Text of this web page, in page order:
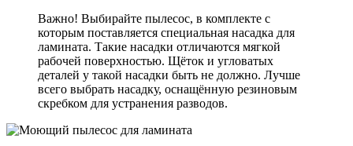
Важно! Выбирайте пылесос, в комплекте с
которым поставляется специальная насадка для
ламината. Такие насадки отличаются мягкой
рабочей поверхностью. Щёток и угловатых
деталей у такой насадки быть не должно. Лучше
всего выбрать насадку, оснащённую резиновым
скребком для устранения разводов.